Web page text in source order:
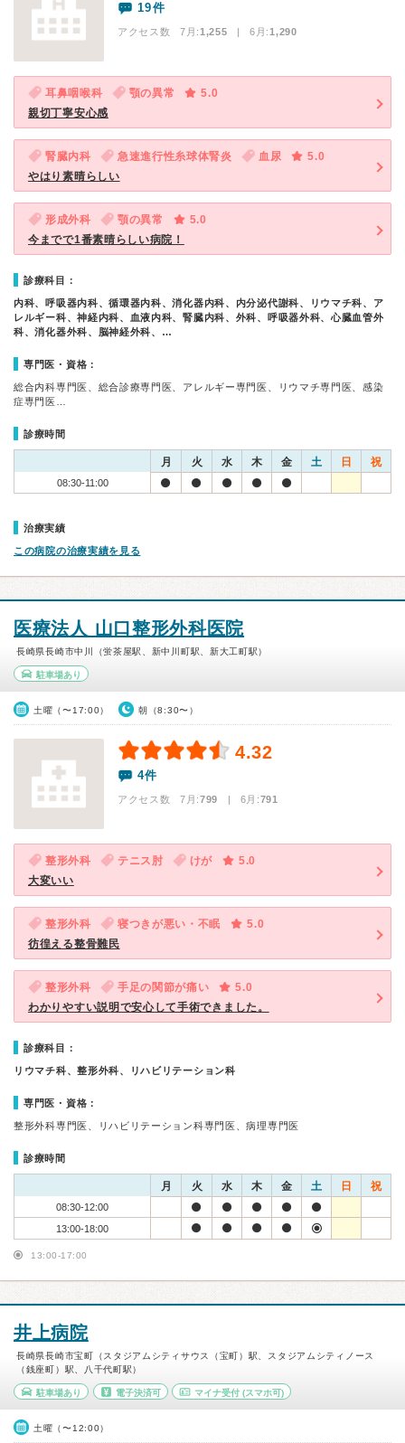
19件
アクセス数 7月:1,255 | 6月:1,290
耳鼻咽喉科 顎の異常
5.0
親切丁寧安心感
腎臓内科 急速進行性糸球体腎炎 血尿
5.0
やはり素晴らしい
形成外科 顎の異常
5.0
今までで1番素晴らしい病院！
診療科目：
内科、呼吸器内科、循環器内科、消化器内科、内分泌代謝科、リウマチ科、ア
レルギー科、神経内科、血液内科、腎臓内科、外科、呼吸器外科、心臓血管外
科、消化器外科、脳神経外科、…
専門医・資格：
総合内科専門医、総合診療専門医、アレルギー専門医、リウマチ専門医、感染
症専門医…
診療時間
月 火 水 木 金 土 日 祝
08:30-11:00
治療実績
この病院の治療実績を見る
医療法人 山口整形外科医院
長崎県長崎市中川（蛍茶屋駅、新中川町駅、新大工町駅）
駐車場あり
土曜（〜17:00） 朝（8:30〜）
4.32
4件
アクセス数 7月:799 | 6月:791
整形外科 テニス肘 けが
5.0
大変いい
整形外科 寝つきが悪い・不眠
5.0
彷徨える整骨難民
整形外科 手足の関節が痛い
5.0
わかりやすい説明で安心して手術できました。
診療科目：
リウマチ科、整形外科、リハビリテーション科
専門医・資格：
整形外科専門医、リハビリテーション科専門医、病理専門医
診療時間
月 火 水 木 金 土 日 祝
08:30-12:00
13:00-18:00
13:00-17:00
井上病院
長崎県長崎市宝町（スタジアムシティサウス（宝町）駅、スタジアムシティノース
（銭座町）駅、八千代町駅）
駐車場あり 電子決済可 マイナ受付 (スマホ可)
土曜（〜12:00）